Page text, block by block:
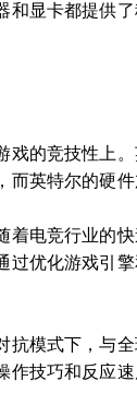
显卡都提供
的竞技性上
英特尔的硬
电竞行业的
优化游戏引
模式下，与
技巧和反应